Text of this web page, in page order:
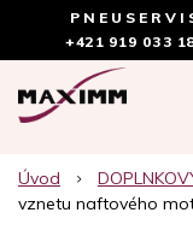
+421 919 033
Úvod
vznetu naftového